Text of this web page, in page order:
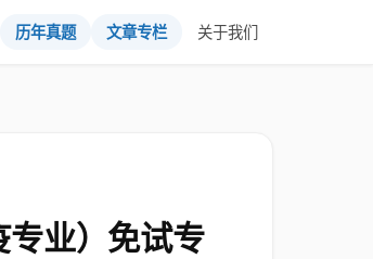
历年真题 文章专栏 关于我们
业）免试专